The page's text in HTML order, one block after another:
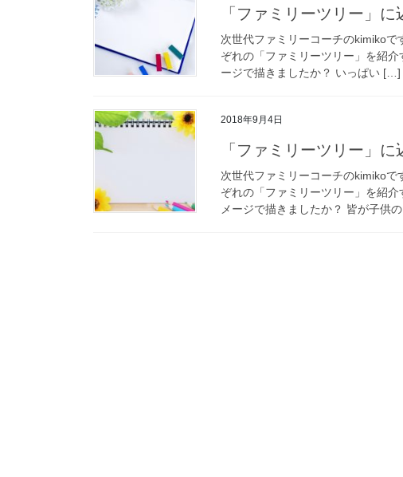
「ファミリーツリー」
次世代ファミリーコーチのkimiko
ぞれの「ファミリーツリー」を紹
ージで描きましたか？ いっぱい […]
2018年9月4日
「ファミリーツリー」
次世代ファミリーコーチのkimiko
ぞれの「ファミリーツリー」を紹
メージで描きましたか？ 皆が子供